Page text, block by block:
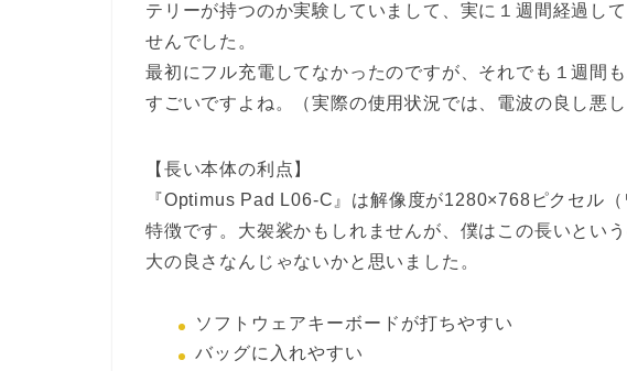
テリーが持つのか実験していまして、実に１週間経過し
せんでした。
最初にフル充電してなかったのですが、それでも１週間
すごいですよね。（実際の使用状況では、電波の良し悪
【長い本体の利点】
『Optimus Pad L06-C』は解像度が1280×768ピクセル
特徴です。大袈裟かもしれませんが、僕はこの長いとい
大の良さなんじゃないかと思いました。
ソフトウェアキーボードが打ちやすい
バッグに入れやすい